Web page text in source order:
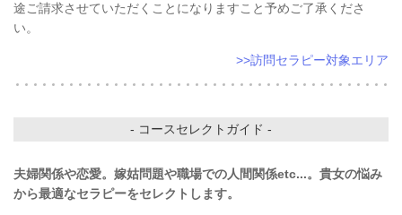
途ご請求させていただくことになりますこと予めご了承くださ
い。
>>訪問セラピー対象エリア
- コースセレクトガイド -
夫婦関係や恋愛。嫁姑問題や職場での人間関係etc...。貴女の悩み
から最適なセラピーをセレクトします。